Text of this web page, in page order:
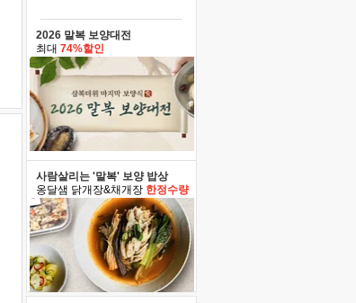
2026 말복 보양대전
최대 74%할인
사람살리는 '말복' 보양 밥상
옹달샘 닭개장&채개장 한정수량